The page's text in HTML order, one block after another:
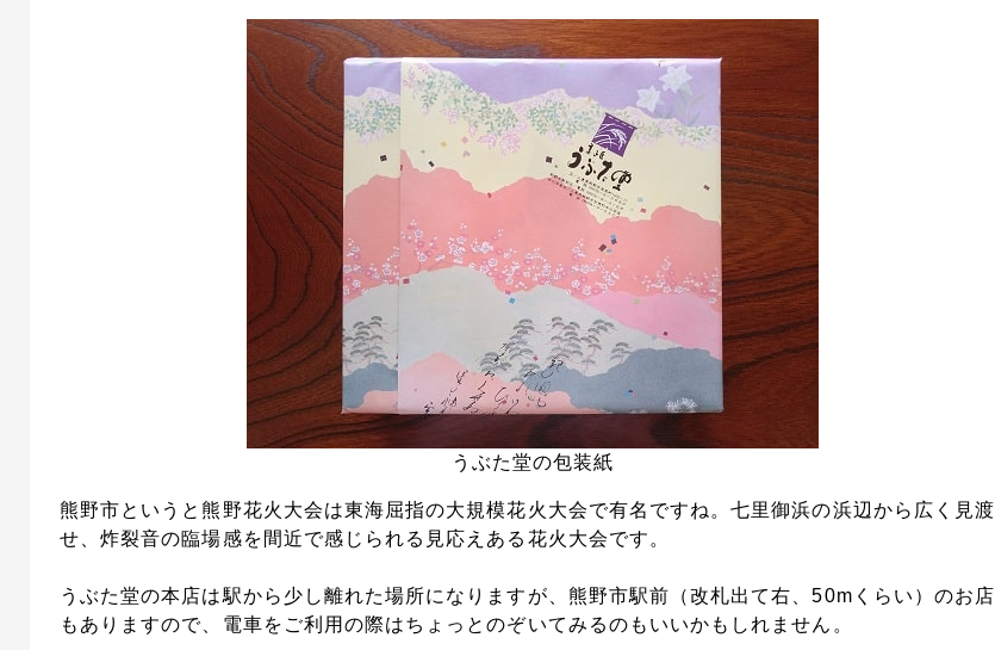
うぶた堂の包装紙
熊野市というと熊野花火大会は東海屈指の大規模花火大会で有名ですね。七里御浜の浜辺から広く見渡
せ、炸裂音の臨場感を間近で感じられる見応えある花火大会です。
うぶた堂の本店は駅から少し離れた場所になりますが、熊野市駅前（改札出て右、50mくらい）のお店
もありますので、電車をご利用の際はちょっとのぞいてみるのもいいかもしれません。